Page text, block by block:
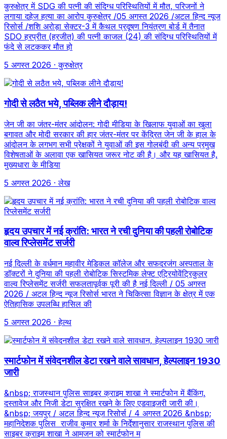
कुरुक्षेत्र में SDG की पत्नी की संदिग्ध परिस्थितियों में मौत, परिजनों ने
लगाया दहेज हत्या का आरोप कुरुक्षेत्र /05 अगस्त 2026 /अटल हिन्द न्यूज
रिसोर्स /शशि अरोड़ा सेक्टर-3 में कैथल प्रदूषण नियंत्रण बोर्ड में तैनात
SDO हरप्रीत (हरजीत) की पत्नी काजल (24) की संदिग्ध परिस्थितियों में
फंदे से लटककर मौत हो
5 अगस्त 2026 · कुरुक्षेत्र
गोदी से लठैत भये, पब्लिक लीने दौड़ाय!
जेन जी का जंतर-मंतर आंदोलन: गोदी मीडिया के खिलाफ युवाओं का खुला
बगावत और मोदी सरकार की हार जंतर-मंतर पर केंद्रित जेन जी के हाल के
आंदोलन के लगभग सभी प्रेक्षकों ने युवाओं की इस गोलबंदी की अन्य प्रमुख
विशेषताओं के अलावा एक खासियत जरूर नोट की है। और यह खासियत है,
मुख्यधारा के मीडिया
5 अगस्त 2026 · लेख
हृदय उपचार में नई क्रांति: भारत ने रची दुनिया की पहली रोबोटिक
वाल्व रिप्लेसमेंट सर्जरी
नई दिल्ली के वर्धमान महावीर मेडिकल कॉलेज और सफदरजंग अस्पताल के
डॉक्टरों ने दुनिया की पहली रोबोटिक सिस्टमिक लेफ्ट एट्रियोवेंट्रिकुलर
वाल्व रिप्लेसमेंट सर्जरी सफलतापूर्वक पूरी की है नई दिल्ली / 05 अगस्त
2026 / अटल हिन्द न्यूज रिसोर्स भारत ने चिकित्सा विज्ञान के क्षेत्र में एक
ऐतिहासिक उपलब्धि हासिल की
5 अगस्त 2026 · हेल्थ
स्मार्टफोन में संवेदनशील डेटा रखने वाले सावधान, हेल्पलाइन 1930
जारी
&nbsp; राजस्थान पुलिस साइबर क्राइम शाखा ने स्मार्टफोन में बैंकिंग,
दस्तावेज और निजी डेटा सुरक्षित रखने के लिए एडवाइजरी जारी की।
&nbsp; जयपुर / अटल हिन्द न्यूज रिसोर्स / 4 अगस्त 2026 &nbsp;
महानिदेशक पुलिस राजीव कुमार शर्मा के निर्देशानुसार राजस्थान पुलिस की
साइबर क्राइम शाखा ने आमजन को स्मार्टफोन म